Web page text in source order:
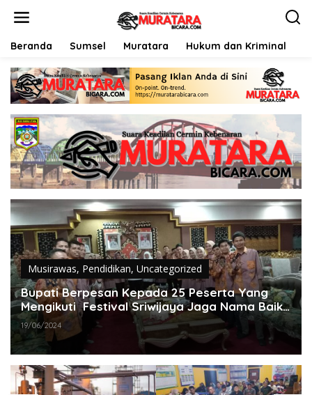
Beranda Sumsel Muratara Hukum dan Kriminal
Musirawas, Pendidikan, Uncategorized
Bupati Berpesan Kepada 25 Peserta Yang
Mengikuti Festival Sriwijaya Jaga Nama Baik
Mura
19/06/2024